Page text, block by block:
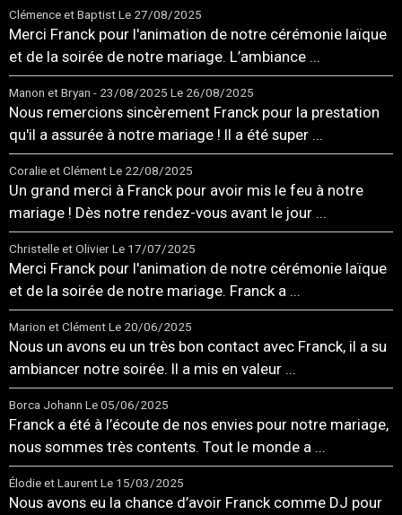
Clémence et BaptistLe 27/08/2025
Merci Franck pour l'animation de notre cérémonie laïque
et de la soirée de notre mariage. L’ambiance ...
Manon et Bryan - 23/08/2025 Le 26/08/2025
Nous remercions sincèrement Franck pour la prestation
qu'il a assurée à notre mariage ! Il a été super ...
Coralie et ClémentLe 22/08/2025
Un grand merci à Franck pour avoir mis le feu à notre
mariage ! Dès notre rendez-vous avant le jour ...
Christelle et OlivierLe 17/07/2025
Merci Franck pour l'animation de notre cérémonie laïque
et de la soirée de notre mariage. Franck a ...
Marion et ClémentLe 20/06/2025
Nous un avons eu un très bon contact avec Franck, il a su
ambiancer notre soirée. Il a mis en valeur ...
Borca Johann Le 05/06/2025
Franck a été à l’écoute de nos envies pour notre mariage,
nous sommes très contents. Tout le monde a ...
Élodie et LaurentLe 15/03/2025
Nous avons eu la chance d’avoir Franck comme DJ pour